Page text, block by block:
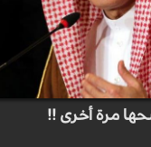
مرة أخرى !!